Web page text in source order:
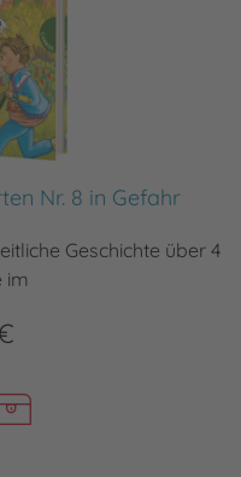
Nr. 8 in Gefahr
Geschichte über 4
im